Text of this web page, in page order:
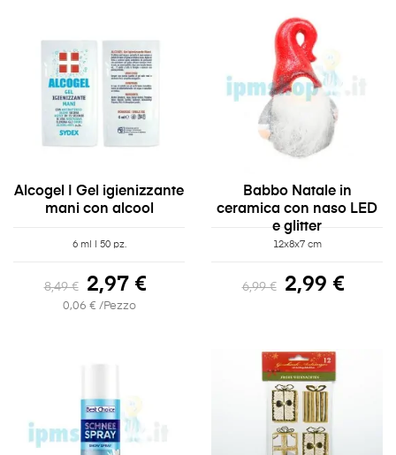
Alcogel | Gel igienizzante
mani con alcool
6 ml | 50 pz.
8,49 € 2,97 €
0,06 € /Pezzo
Babbo Natale in
ceramica con naso LED
e glitter
12x8x7 cm
6,99 € 2,99 €